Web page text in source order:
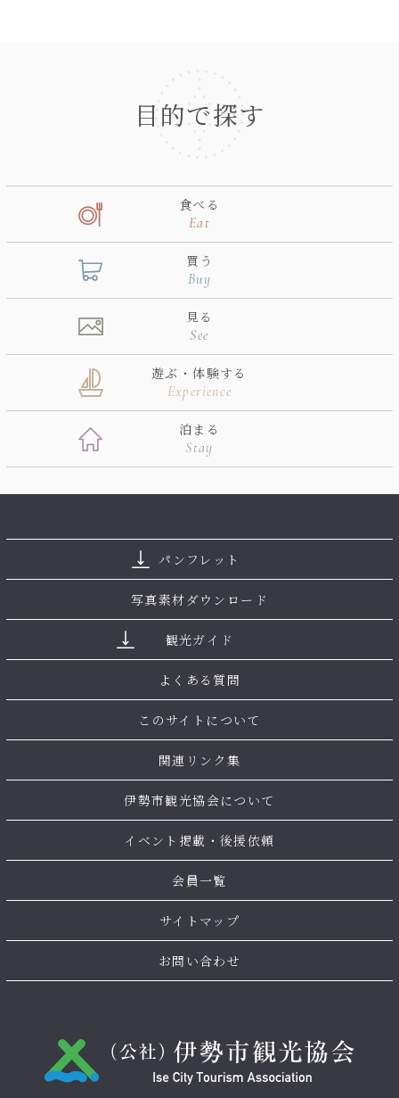
目的で探す
食べる
Eat
買う
Buy
見る
See
遊ぶ・体験する
Experience
泊まる
Stay
パンフレット
写真素材ダウンロード
観光ガイド
よくある質問
このサイトについて
関連リンク集
伊勢市観光協会について
イベント掲載・後援依頼
会員一覧
サイトマップ
お問い合わせ